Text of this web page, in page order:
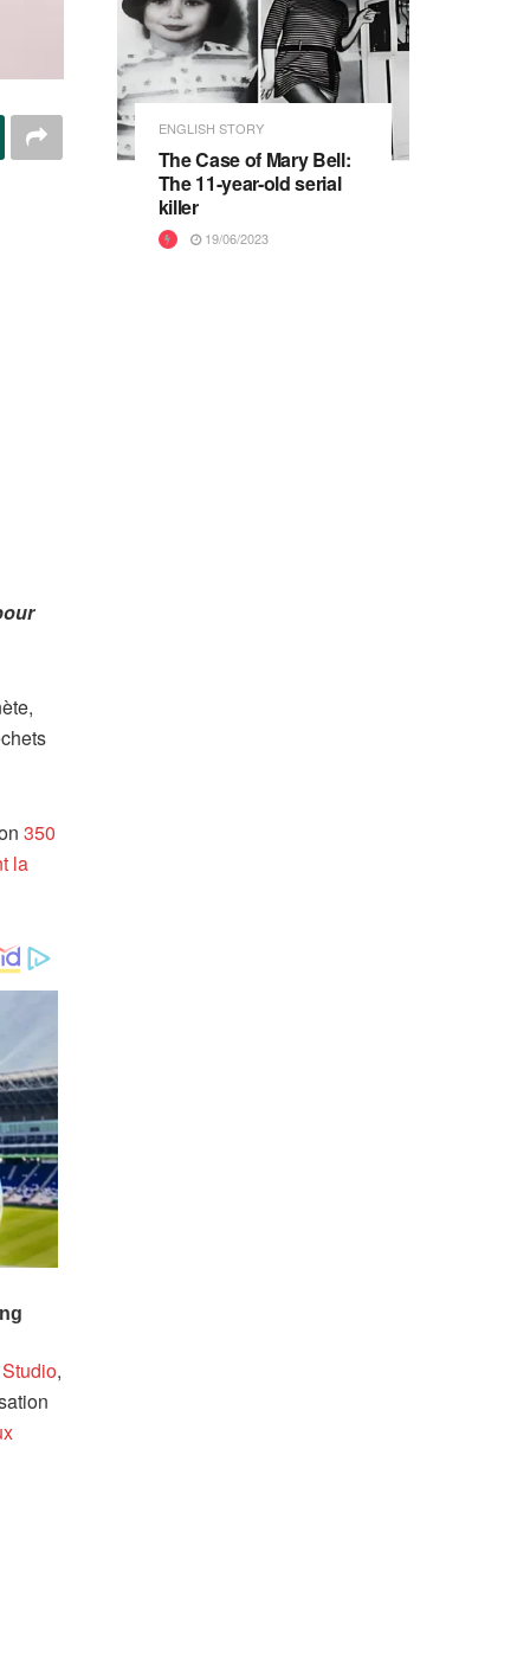
350
la
,
ENGLISH STORY
The Case of Mary Bell:
The 11-year-old serial
killer
19/06/2023